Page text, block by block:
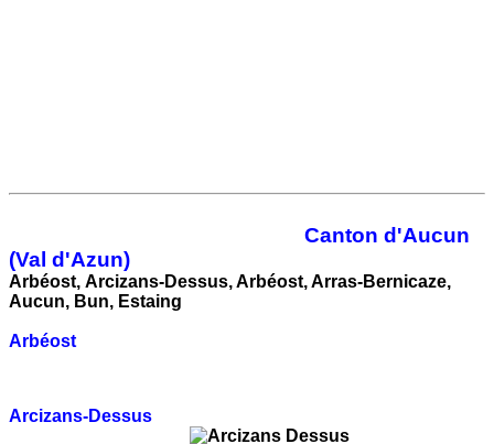
Canton d'Aucun
(Val d'Azun)
Arbéost, Arcizans-Dessus, Arbéost, Arras-Bernicaze,
Aucun, Bun, Estaing
Arbéost
Arcizans-Dessus